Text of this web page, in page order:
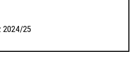
2024/25